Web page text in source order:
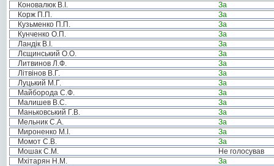
Коновалюк В.І.
За
Корж П.П.
За
Кузьменко П.П.
За
Кунченко О.П.
За
Ландік В.І.
За
Лєщинський О.О.
За
Литвинов Л.Ф.
За
Літвінов В.Г.
За
Луцький М.Г.
За
Майборода С.Ф.
За
Малишев В.С.
За
Маньковський Г.В.
За
Мельник С.А.
За
Мироненко М.І.
За
Момот С.В.
За
Мошак С.М.
Не голосував
Мхітарян Н.М.
За